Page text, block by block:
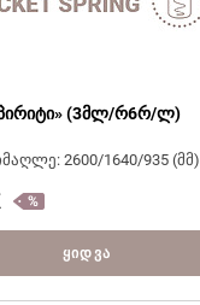
(3მლ/რ6რ/ლ)
2600/1640/935 (მმ)
ᲧᲘᲓᲕᲐ